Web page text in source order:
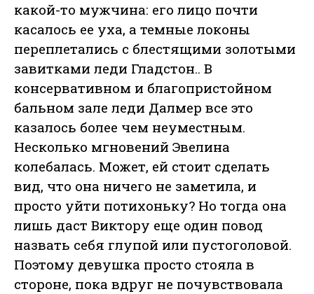
какой-то мужчина: его лицо почти
касалось ее уха, а темные локоны
переплетались с блестящими золотыми
завитками леди Гладстон.. В
консервативном и благопристойном
бальном зале леди Далмер все это
казалось более чем неуместным.
Несколько мгновений Эвелина
колебалась. Может, ей стоит сделать
вид, что она ничего не заметила, и
просто уйти потихоньку? Но тогда она
лишь даст Виктору еще один повод
назвать себя глупой или пустоголовой.
Поэтому девушка просто стояла в
стороне, пока вдруг не почувствовала